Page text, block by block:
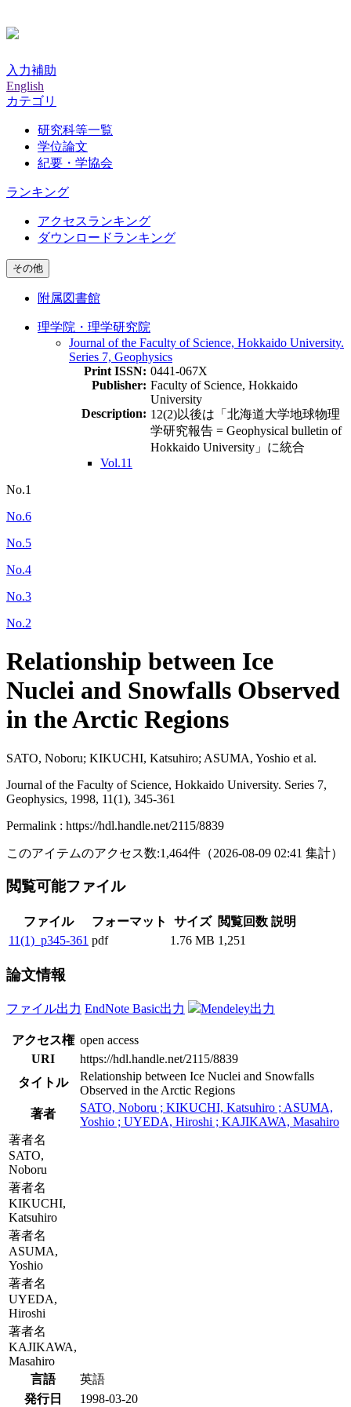
入力補助
English
カテゴリ
研究科等一覧
学位論文
紀要・学協会
ランキング
アクセスランキング
ダウンロードランキング
その他
附属図書館
理学院・理学研究院
Journal of the Faculty of Science, Hokkaido University.
Series 7, Geophysics
Print ISSN: 0441-067X
Publisher: Faculty of Science, Hokkaido
University
Description: 12(2)以後は「北海道大学地球物理
学研究報告 = Geophysical bulletin of
Hokkaido University」に統合
Vol.11
No.1
No.6
No.5
No.4
No.3
No.2
Relationship between Ice
Nuclei and Snowfalls Observed
in the Arctic Regions
SATO, Noboru; KIKUCHI, Katsuhiro; ASUMA, Yoshio et al.
Journal of the Faculty of Science, Hokkaido University. Series 7,
Geophysics, 1998, 11(1), 345-361
Permalink : https://hdl.handle.net/2115/8839
このアイテムのアクセス数:1,464件 （2026-08-09 02:41 集計）
閲覧可能ファイル
ファイル フォーマット サイズ 閲覧回数 説明
11(1)_p345-361 pdf 1.76 MB 1,251
論文情報
ファイル出力 EndNote Basic出力 Mendeley出力
アクセス権 open access
URI
https://hdl.handle.net/2115/8839
タイトル
Relationship between Ice Nuclei and Snowfalls
Observed in the Arctic Regions
著者
SATO, Noboru ; KIKUCHI, Katsuhiro ; ASUMA,
Yoshio ; UYEDA, Hiroshi ; KAJIKAWA, Masahiro
著者名
SATO,
Noboru
著者名
KIKUCHI,
Katsuhiro
著者名
ASUMA,
Yoshio
著者名
UYEDA,
Hiroshi
著者名
KAJIKAWA,
Masahiro
言語
英語
発行日
1998-03-20